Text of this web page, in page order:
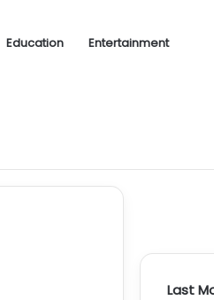
Education Entertainment
Last